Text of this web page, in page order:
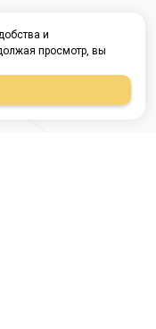
и
просмотр, вы